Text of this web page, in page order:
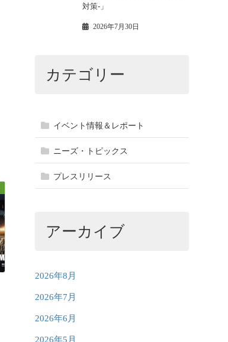
対策-」
2026年7月30日
カテゴリー
イベント情報＆レポート
ニーズ・トピックス
プレスリリース
アーカイブ
2026年8月
2026年7月
2026年6月
2026年5月